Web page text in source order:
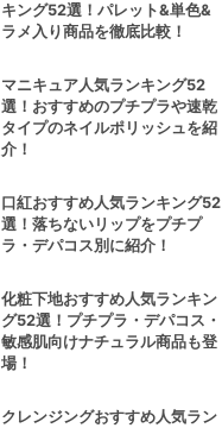
キング52選！パレット&単色&
ラメ入り商品を徹底比較！
マニキュア人気ランキング52
選！おすすめのプチプラや速乾
タイプのネイルポリッシュを紹
介！
口紅おすすめ人気ランキング52
選！落ちないリップをプチプ
ラ・デパコス別に紹介！
化粧下地おすすめ人気ランキン
グ52選！プチプラ・デパコス・
敏感肌向けナチュラル商品も登
場！
クレンジングおすすめ人気ラン